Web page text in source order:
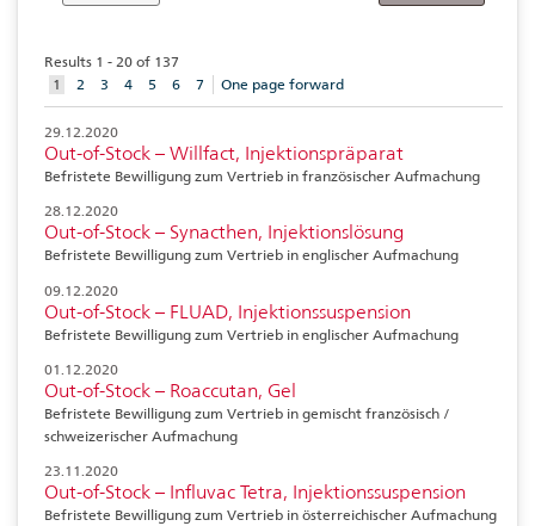
Results 1 - 20 of 137
1 aktuelles
Element
2 3 4 5 6 7 One page forward
29.12.2020
Out-of-Stock – Willfact, Injektionspräparat
Befristete Bewilligung zum Vertrieb in französischer Aufmachung
28.12.2020
Out-of-Stock – Synacthen, Injektionslösung
Befristete Bewilligung zum Vertrieb in englischer Aufmachung
09.12.2020
Out-of-Stock – FLUAD, Injektionssuspension
Befristete Bewilligung zum Vertrieb in englischer Aufmachung
01.12.2020
Out-of-Stock – Roaccutan, Gel
Befristete Bewilligung zum Vertrieb in gemischt französisch /
schweizerischer Aufmachung
23.11.2020
Out-of-Stock – Influvac Tetra, Injektionssuspension
Befristete Bewilligung zum Vertrieb in österreichischer Aufmachung